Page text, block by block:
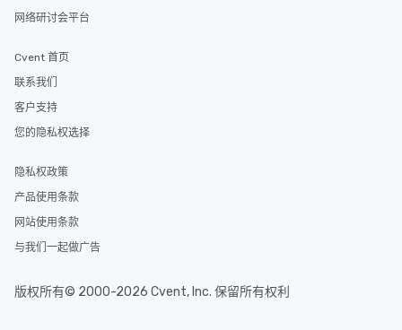
网络研讨会平台
Cvent 首页
联系我们
客户支持
您的隐私权选择
隐私权政策
产品使用条款
网站使用条款
与我们一起做广告
版权所有© 2000-2026 Cvent, Inc. 保留所有权利